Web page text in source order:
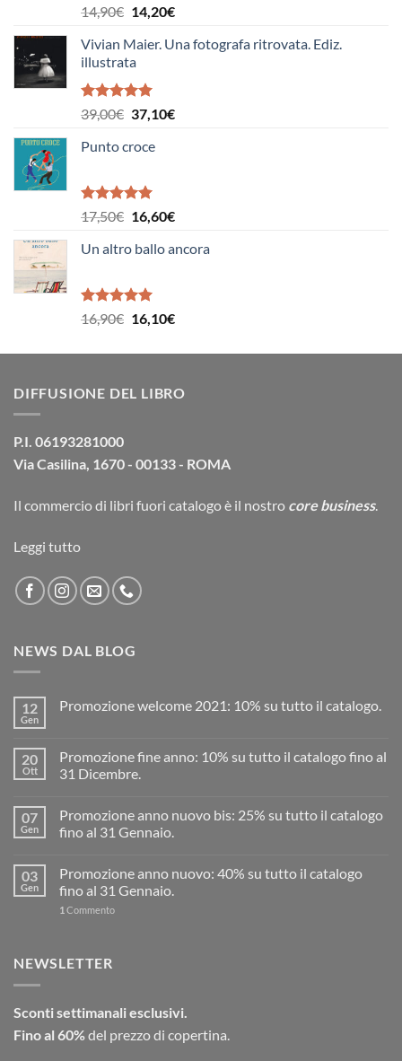
Valutato
5.00
14,90€ Il
originale
era:
14,90€.
14,20€Il
attuale
Vivian Maier. Una fotografa ritrovata. Ediz.
illustrata
Valutato
5.00
39,00€ Il
originale
39,00€.
37,10€Il
Punto croce
Valutato
5.00
17,50€ Il
originale
17,50€.
16,60€Il
attuale
Un altro ballo ancora
Valutato
5.00
16,90€ Il
originale
16,90€.
16,10€Il
attuale
16,10€.
DIFFUSIONE DEL LIBRO
P.I. 06193281000
Via Casilina, 1670 - 00133 - ROMA
Il commercio di libri fuori catalogoè il nostro core business.
Leggi tutto
NEWS DAL BLOG
12
Gen
Promozione welcome 2021: 10% su tutto il catalogo.
20
Ott
Promozione fine anno: 10% su tutto il catalogo fino al
31 Dicembre.
07
Gen
Promozione anno nuovo bis: 25% su tutto il catalogo
fino al 31 Gennaio.
03
Gen
Promozione anno nuovo: 40% su tutto il catalogo
fino al 31 Gennaio.
1 Commento
NEWSLETTER
Sconti settimanali esclusivi.
Fino al 60%del prezzo di copertina.